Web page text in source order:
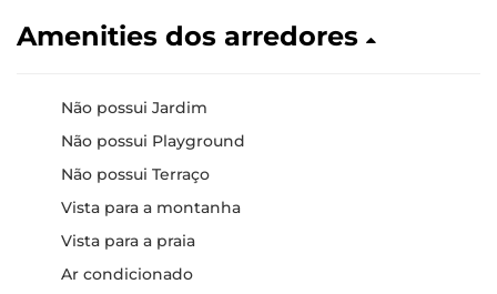
Amenities dos arredores
Não possui Jardim
Não possui Playground
Não possui Terraço
Vista para a montanha
Vista para a praia
Ar condicionado